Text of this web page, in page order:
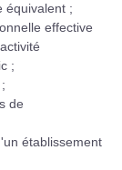
équivalent ;
effective
;
de
établissement